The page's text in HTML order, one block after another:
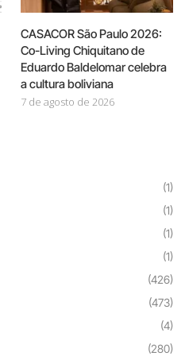
CASACOR São Paulo 2026:
Co-Living Chiquitano de
Eduardo Baldelomar celebra
a cultura boliviana
7 de agosto de 2026
(1)
(1)
(1)
(1)
(426)
(473)
(4)
(280)